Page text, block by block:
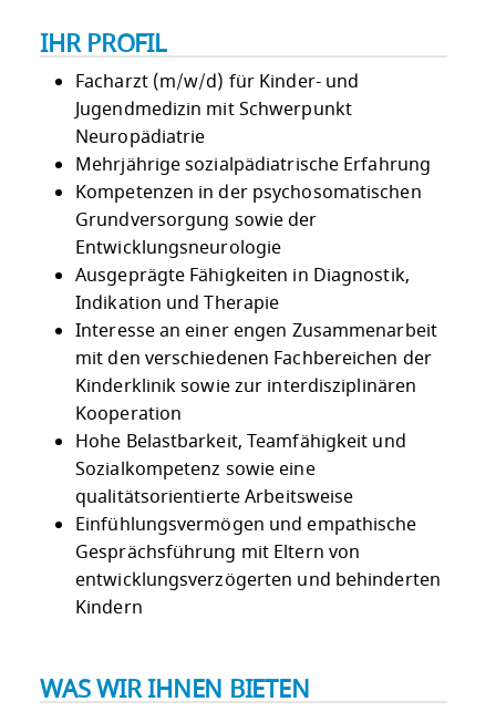
IHR PROFIL
Facharzt (m/w/d) für Kinder- und
Jugendmedizin mit Schwerpunkt
Neuropädiatrie
Mehrjährige sozialpädiatrische Erfahrung
Kompetenzen in der psychosomatischen
Grundversorgung sowie der
Entwicklungsneurologie
Ausgeprägte Fähigkeiten in Diagnostik,
Indikation und Therapie
Interesse an einer engen Zusammenarbeit
mit den verschiedenen Fachbereichen der
Kinderklinik sowie zur interdisziplinären
Kooperation
Hohe Belastbarkeit, Teamfähigkeit und
Sozialkompetenz sowie eine
qualitätsorientierte Arbeitsweise
Einfühlungsvermögen und empathische
Gesprächsführung mit Eltern von
entwicklungsverzögerten und behinderten
Kindern
WAS WIR IHNEN BIETEN